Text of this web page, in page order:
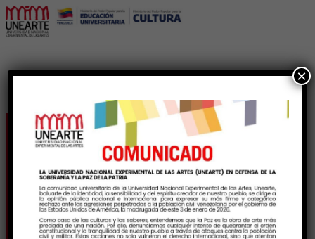
San Pedro y San Juan:
patrimonio que late en
comunidad
×